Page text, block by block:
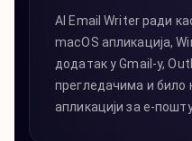
AI Email Writer ради
macOS апликација,
додатак у Gmail-у,
прегледачима и било
апликацији за е-